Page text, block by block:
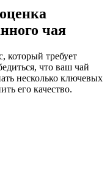
чая
который требует
что ваш чай
несколько ключевых
его качество.